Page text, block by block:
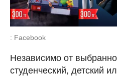
: Facebook
Независимо от
студенческий, детский